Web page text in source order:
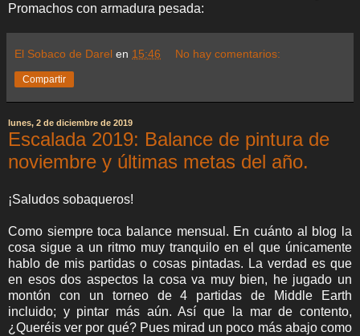
Promachos con armadura pesada:
El Sobaco de Darel en 15:46 No hay comentarios:
Compartir
lunes, 2 de diciembre de 2019
Escalada 2019: Balance de pintura de
noviembre y últimas metas del año.
¡Saludos sobaqueros!
Como siempre toca balance mensual. En cuánto al blog la
cosa sigue a un ritmo muy tranquilo en el que únicamente
hablo de mis partidas o cosas pintadas. La verdad es que
en esos dos aspectos la cosa va muy bien, he jugado un
montón con un torneo de 4 partidas de Middle Earth
incluido; y pintar más aún. Así que la mar de contento,
¿Queréis ver por qué? Pues mirad un poco más abajo como